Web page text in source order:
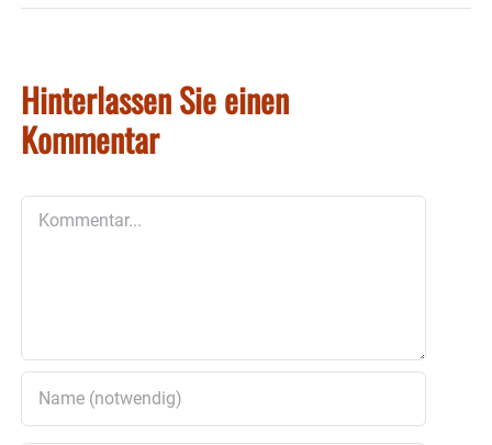
Hinterlassen Sie einen
Kommentar